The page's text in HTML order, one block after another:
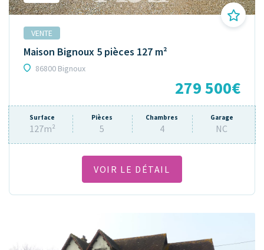
VENTE
Maison Bignoux 5 pièces 127 m²
86800 Bignoux
279 500€
Surface
127m²
Pièces
5
Chambres
4
Garage
NC
VOIR LE DÉTAIL